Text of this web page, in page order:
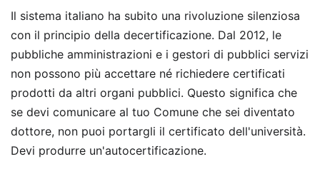
Il sistema italiano ha subito una rivoluzione silenziosa
con il principio della decertificazione. Dal 2012, le
pubbliche amministrazioni e i gestori di pubblici servizi
non possono più accettare né richiedere certificati
prodotti da altri organi pubblici. Questo significa che
se devi comunicare al tuo Comune che sei diventato
dottore, non puoi portargli il certificato dell'università.
Devi produrre un'autocertificazione.